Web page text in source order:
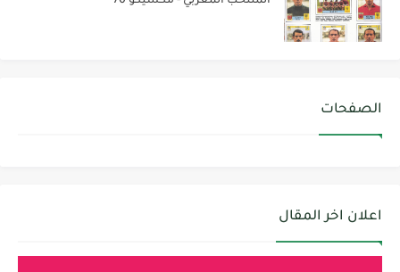
الصفحات
اعلان اخر المقال